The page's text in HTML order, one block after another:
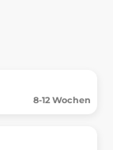
8-12 Wochen